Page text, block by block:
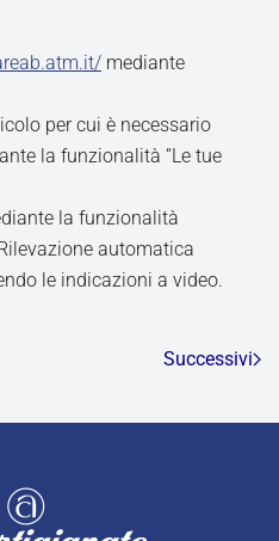
mediante
per cui è necessario
la funzionalità “Le tue
la funzionalità
automatica
le indicazioni a video.
Successivi